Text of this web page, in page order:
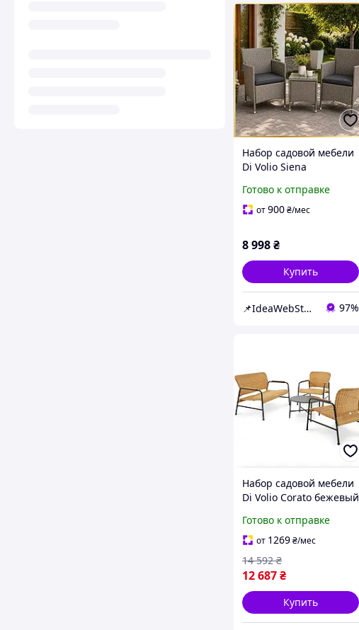
Набор садовой мебели
Di Volio Siena
ротанговой мебели для
дачи и террасы
Готово к отправке
от900₴/мес
8 998₴
Купить
📌IdeaWebStor интернет-магазин товаров для спорта 97%
Набор садовой мебели
Di Volio Corato бежевый
Готово к отправке
от 1269₴/мес
12 687₴
14 592 ₴
Купить